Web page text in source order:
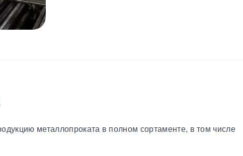
металлопроката в полном сортаменте, в том числе